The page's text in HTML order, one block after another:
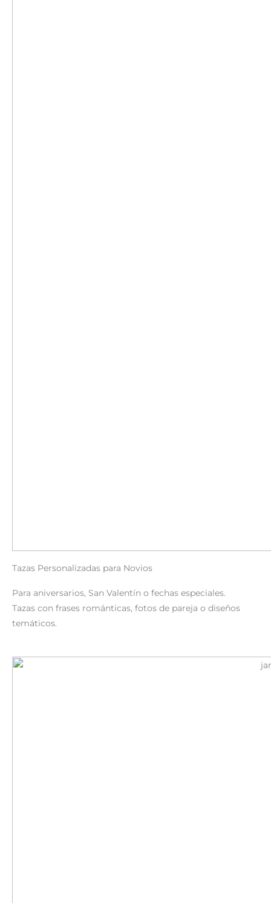
Tazas Personalizadas para Novios
Para aniversarios, San Valentín o fechas especiales.
Tazas con frases románticas, fotos de pareja o diseños
temáticos.